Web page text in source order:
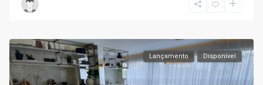
Lançamento Disponível